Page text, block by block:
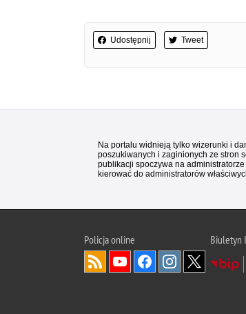
Udostępnij Tweet
Na portalu widnieją tylko wizerunki i
poszukiwanych i zaginionych ze stron
publikacji spoczywa na
kierować do administratorów
Policjaonline
Biuletyn